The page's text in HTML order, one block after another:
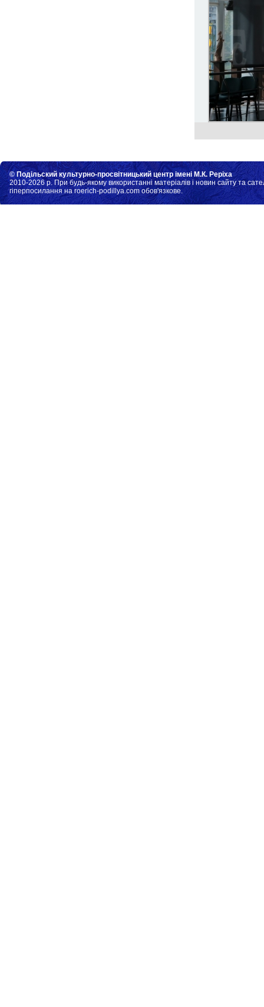
© Подільский культурно-просвітницький центр імені М.К. Реріха
2010-2026 р. При будь-якому використанні матеріалів і новин сайту та
гіперпосилання на roerich-podillya.com обов'язкове.